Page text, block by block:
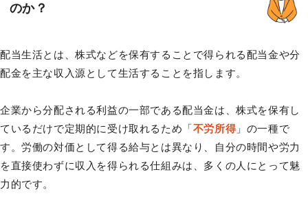
のか？
配当生活とは、株式などを保有することで得られる配当金や分
配金を主な収入源として生活することを指します。
企業から分配される利益の一部である配当金は、株式を保有し
ているだけで定期的に受け取れるため「不労所得」の一種で
す。労働の対価として得る給与とは異なり、自分の時間や労力
を直接使わずに収入を得られる仕組みは、多くの人にとって魅
力的です。